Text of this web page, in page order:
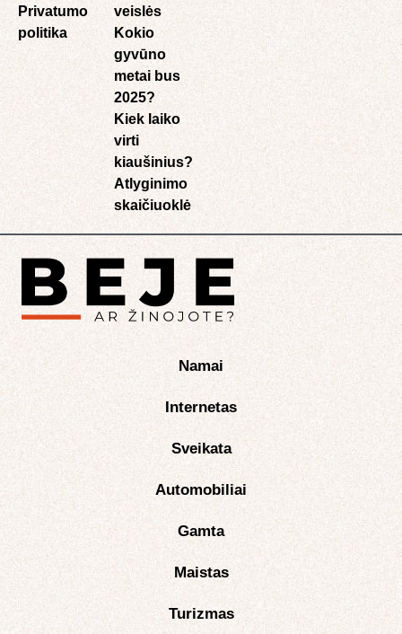
Privatumo
politika
veislės
Kokio
gyvūno
metai bus
2025?
Kiek laiko
virti
kiaušinius?
Atlyginimo
skaičiuoklė​
Namai
Internetas
Sveikata
Automobiliai
Gamta
Maistas
Turizmas